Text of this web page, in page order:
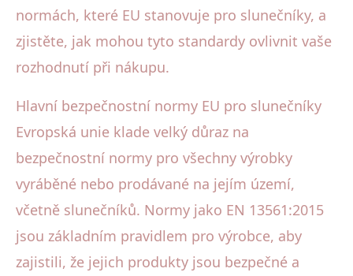
normách, které EU stanovuje pro slunečníky, a
zjistěte, jak mohou tyto standardy ovlivnit vaše
rozhodnutí při nákupu.
Hlavní bezpečnostní normy EU pro slunečníky
Evropská unie klade velký důraz na
bezpečnostní normy pro všechny výrobky
vyráběné nebo prodávané na jejím území,
včetně slunečníků. Normy jako EN 13561:2015
jsou základním pravidlem pro výrobce, aby
zajistili, že jejich produkty jsou bezpečné a